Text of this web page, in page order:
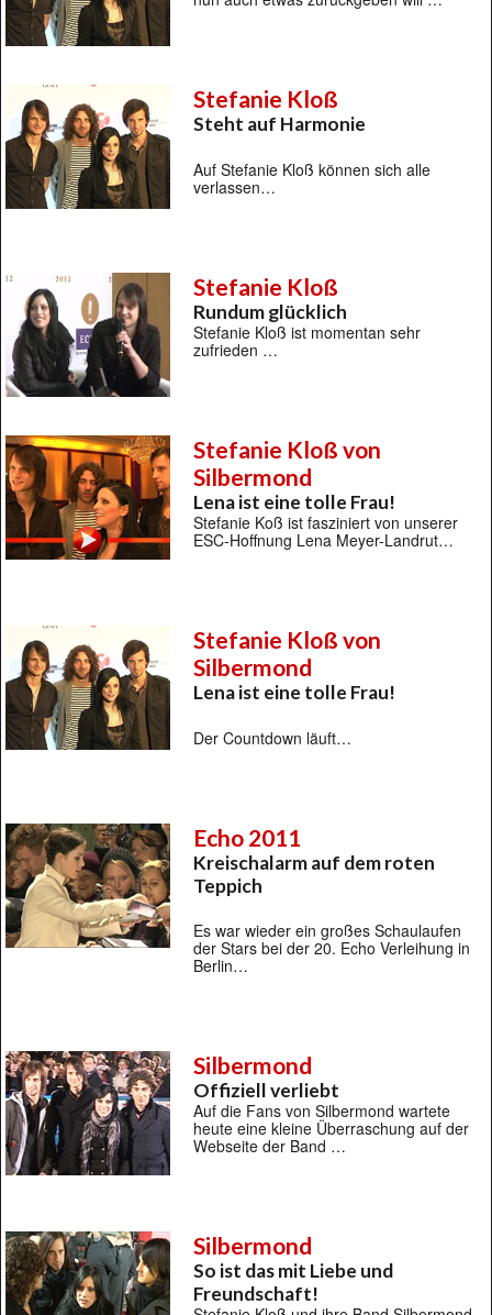
Stefanie Kloß
Steht auf Harmonie
Auf Stefanie Kloß können sich alle
verlassen…
Stefanie Kloß
Rundum glücklich
Stefanie Kloß ist momentan sehr
zufrieden …
Stefanie Kloß von
Silbermond
Lena ist eine tolle Frau!
Stefanie Koß ist fasziniert von unserer
ESC-Hoffnung Lena Meyer-Landrut…
Stefanie Kloß von
Silbermond
Lena ist eine tolle Frau!
Der Countdown läuft…
Echo 2011
Kreischalarm auf dem roten
Teppich
Es war wieder ein großes Schaulaufen
der Stars bei der 20. Echo Verleihung in
Berlin…
Silbermond
Offiziell verliebt
Auf die Fans von Silbermond wartete
heute eine kleine Überraschung auf der
Webseite der Band …
Silbermond
So ist das mit Liebe und
Freundschaft!